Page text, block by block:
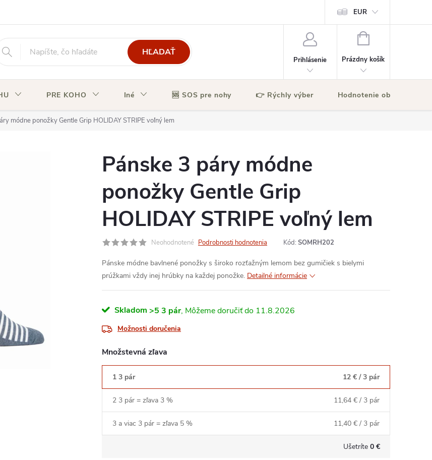
OBJEDNÁVKY EUR
HĽADAŤ
Prihlásenie
NÁKUPNÝ
Prázdny košík
PRE KOHO Iné 🆘 SOS pre nohy 👉 Rýchly výber Hodnotenie obchodu
módne ponožky Gentle Grip HOLIDAY STRIPE voľný lem
Pánske 3 páry módne
ponožky Gentle Grip
HOLIDAY STRIPE voľný lem
Neohodnotené Podrobnosti hodnotenia Kód: SOMRH202
Pánske módne bavlnené ponožky s široko rozťažným lemom bez gumičiek s bielymi
prúžkami vždy inej hrúbky na každej ponožke. Detailné informácie
Skladom >5 3 pár 11.8.2026
Možnosti doručenia
Množstevná zľava
1 3 pár 12 € / 3 pár
2 3 pár = zľava 3 % 11,64 € / 3 pár
3 a viac 3 pár = zľava 5 % 11,40 € / 3 pár
Ušetríte 0 €